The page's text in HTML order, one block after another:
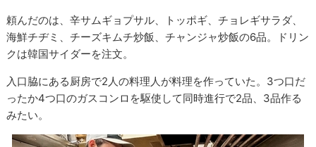
頼んだのは、辛サムギョプサル、トッポギ、チョレギサラダ、
海鮮チヂミ、チーズキムチ炒飯、チャンジャ炒飯の6品。ドリン
クは韓国サイダーを注文。
入口脇にある厨房で2人の料理人が料理を作っていた。3つ口だ
ったか4つ口のガスコンロを駆使して同時進行で2品、3品作る
みたい。